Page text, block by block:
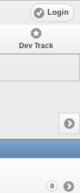
Login
Dev Track
0